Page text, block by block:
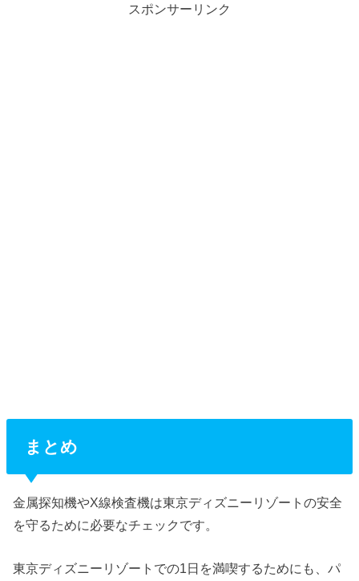
スポンサーリンク
まとめ
金属探知機やX線検査機は東京ディズニーリゾートの安全
を守るために必要なチェックです。
東京ディズニーリゾートでの1日を満喫するためにも、パ